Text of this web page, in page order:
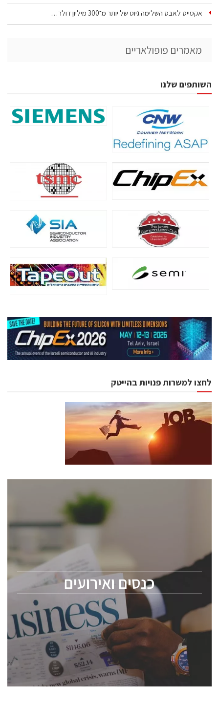
אקסייט לאבס השלימה גיוס של יותר מ־300 מיליון דולר…
מאמרים פופולאריים
השותפים שלנו
לחצו למשרות פנויות בהייטק
כנסים ואירועים
כנסים ואירועים
לכל העוסקים בתעשיית הסמיקונדקטור כולל מהנדסים,
ChipEx2026 will be held on May 12-13, 2026. The
conference is intended for everyone involved in the
semiconductor industry, including engineers,
professional experts, and senior executives.
לחץ לפרטים